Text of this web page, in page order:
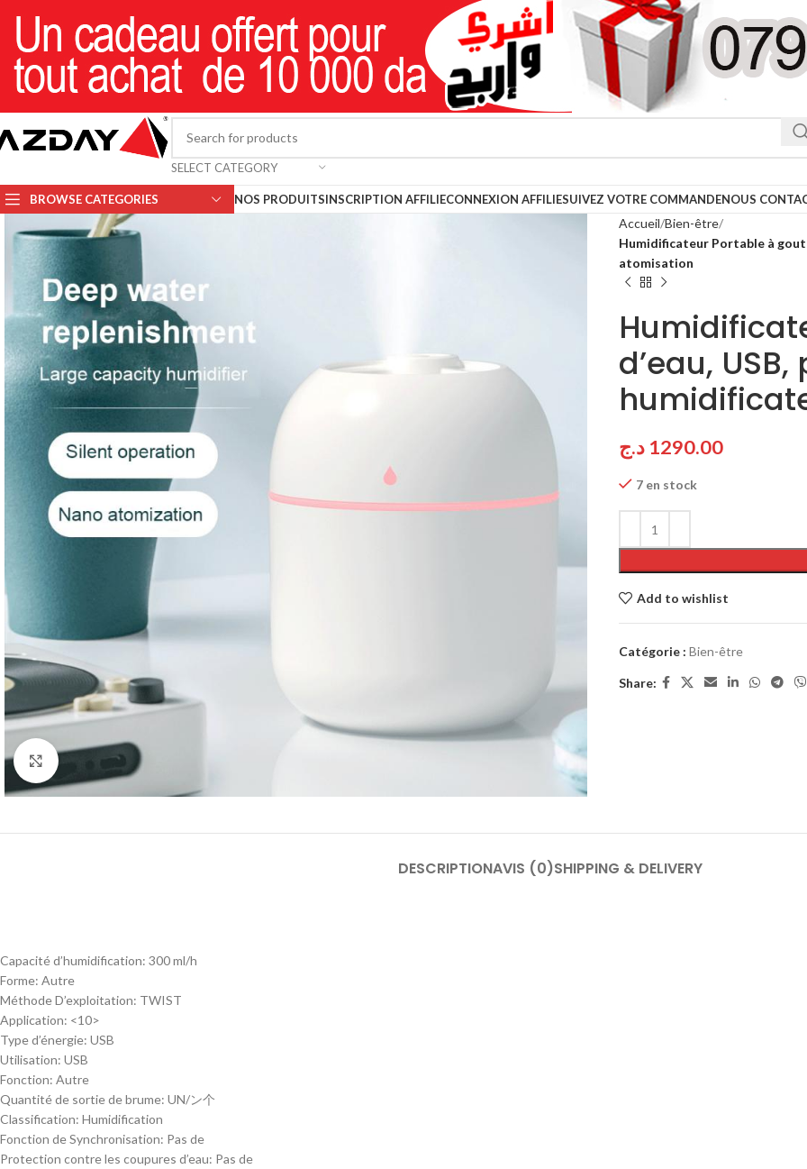
SELECT CATEGORY
BROWSE CATEGORIES NOS PRODUITSINSCRIPTION AFFILIECONNEXION AFFILIESUIVEZ VOTRE COMMANDENOUS
Click to enlarge
Accueil Bien-être
Humidificateur Portable à
atomisation
d’eau,
1290.00 د.ج
7 en stock
Add to wishlist
Catégorie : Bien-être
Share:
DESCRIPTIONAVIS (0)SHIPPING & DELIVERY
Capacité d’humidification: 300 ml/h
Forme: Autre
Méthode D’exploitation: TWIST
Application: <10>
Type d’énergie: USB
Utilisation: USB
Fonction: Autre
Quantité de sortie de brume: UN/ン个
Classification: Humidification
Fonction de Synchronisation: Pas de
Protection contre les coupures d’eau: Pas de